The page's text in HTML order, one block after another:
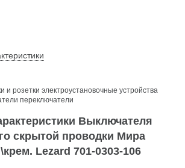
и розетки электроустановочные устройства
переключатели
Выключателя
скрытой проводки Мира
Lezard 701-0303-106